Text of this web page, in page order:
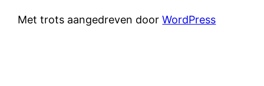
Met trots aangedreven doorWordPress